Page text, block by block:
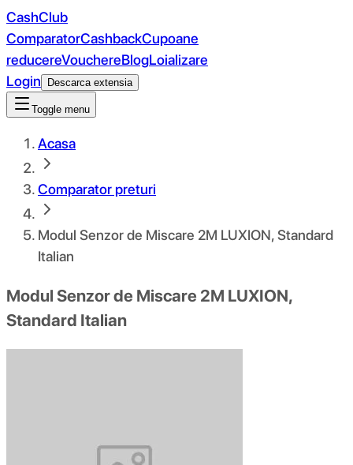
CashClub
ComparatorCashbackCupoane
reducereVouchereBlogLoializare
Login
Descarca extensia
Toggle menu
Acasa
Comparator preturi
Modul Senzor de Miscare 2M LUXION, Standard
Italian
Modul Senzor de Miscare 2M LUXION,
Standard Italian